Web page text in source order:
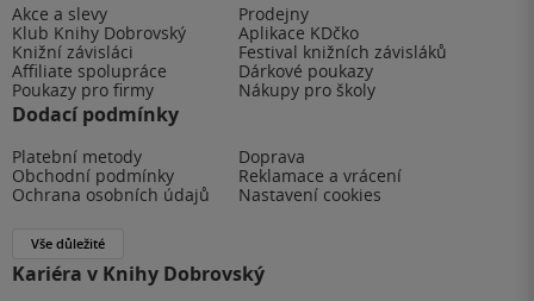
Akce a slevy
Prodejny
Klub Knihy Dobrovský
Aplikace KDčko
Knižní závisláci
Festival knižních závisláků
Affiliate spolupráce
Dárkové poukazy
Poukazy pro firmy
Nákupy pro školy
Dodací podmínky
Platební metody
Doprava
Obchodní podmínky
Reklamace a vrácení
Ochrana osobních údajů
Nastavení cookies
Vše důležité
Kariéra v Knihy Dobrovský